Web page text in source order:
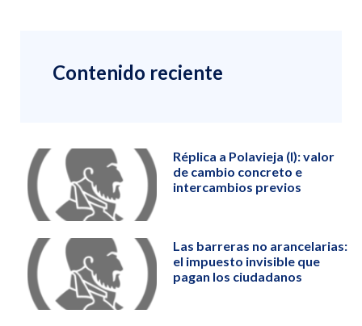
Contenido reciente
Réplica a Polavieja (I): valor
de cambio concreto e
intercambios previos
Las barreras no arancelarias:
el impuesto invisible que
pagan los ciudadanos